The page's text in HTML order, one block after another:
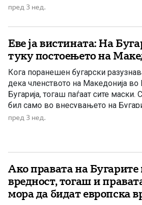
пред 3 нед.
Еве ја вистината: На
туку постоењето на
Кога поранешен бугарски
дека членството на Македонија во
Бугарија, тогаш паѓаат сите
бил само во внесувањето на
реформите, владеењето на
пред 3 нед.
Ако правата на Бугарите
вредност, тогаш и
мора да бидат европска